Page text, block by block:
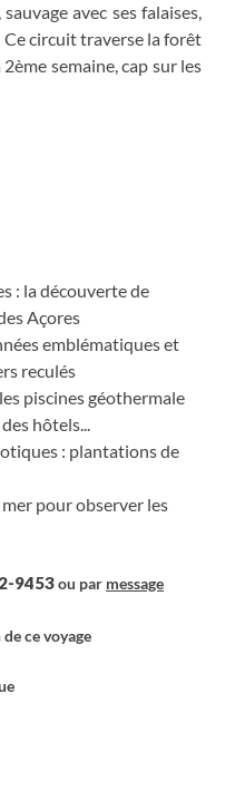
avec ses falaises,
Ce circuit traverse la forêt
semaine, cap sur les
de cratères, des plages
thé uniques en Europe,
notre séjour de
: la découverte de
Açores
emblématiques et
reculés
piscines géothermale
hôtels...
: plantations de
pour observer les
9453ou par message
ce voyage